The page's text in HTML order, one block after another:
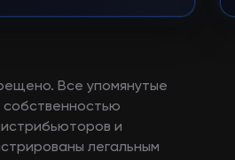
Все упомянутые
собственностью
и
легальным